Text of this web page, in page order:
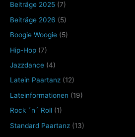
Beiträge 2025 (7)
Beiträge 2026 (5)
Boogie Woogie (5)
Hip-Hop (7)
Jazzdance (4)
Latein Paartanz (12)
Lateinformationen (19)
Rock ´n´ Roll (1)
Standard Paartanz (13)